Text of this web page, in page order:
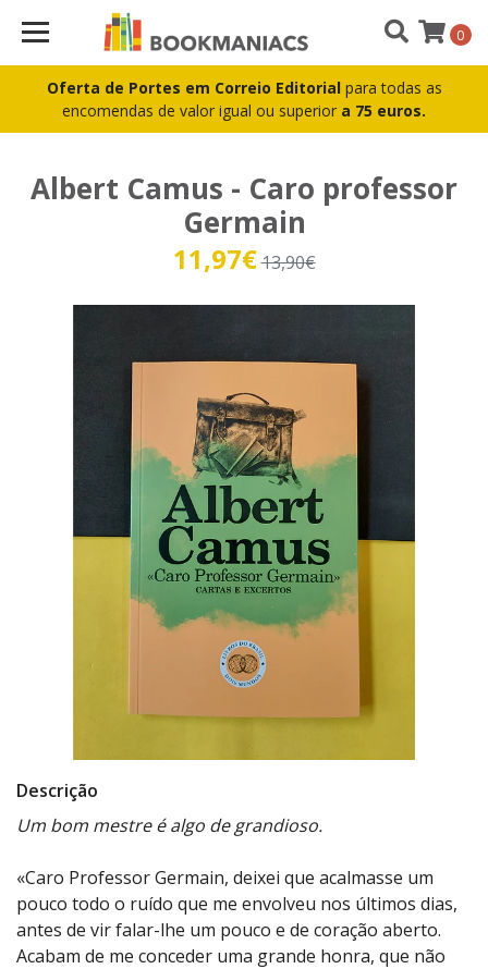
Oferta de Portes em Correio Editorial para todas as
encomendas de valor igual ou superior a 75 euros.
0
Albert Camus - Caro professor
Germain
11,97€13,90€
Descrição
Um bom mestre é algo de grandioso.
«Caro Professor Germain, deixei que acalmasse um
pouco todo o ruído que me envolveu nos últimos dias,
antes de vir falar-lhe um pouco e de coração aberto.
Acabam de me conceder uma grande honra, que não